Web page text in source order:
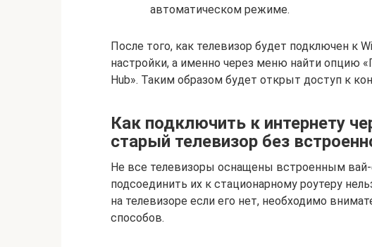
автоматическом режиме.
После того, как телевизор будет подключен к
настройки, а именно через меню найти опцию
Hub». Таким образом будет открыт доступ к
Как подключить к интернету
старый телевизор без
Не все телевизоры оснащены встроенным вай-
подсоединить их к стационарному роутеру
на телевизоре если его нет, необходимо
способов.